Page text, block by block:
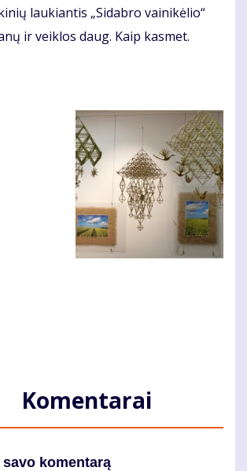
lau­kian­tis „Si­dab­ro vai­ni­kė­lio“
ir veik­los daug. Kaip kas­met.
Komentarai
komentarą